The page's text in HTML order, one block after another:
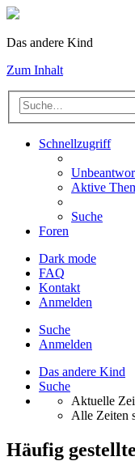
Das andere Kind
Zum Inhalt
Schnellzugriff
Aktive
Suche
Foren
Dark mode
FAQ
Kontakt
Anmelden
Suche
Anmelden
Das andere Kind
Suche
Aktuelle
Alle Zeiten
Häufig